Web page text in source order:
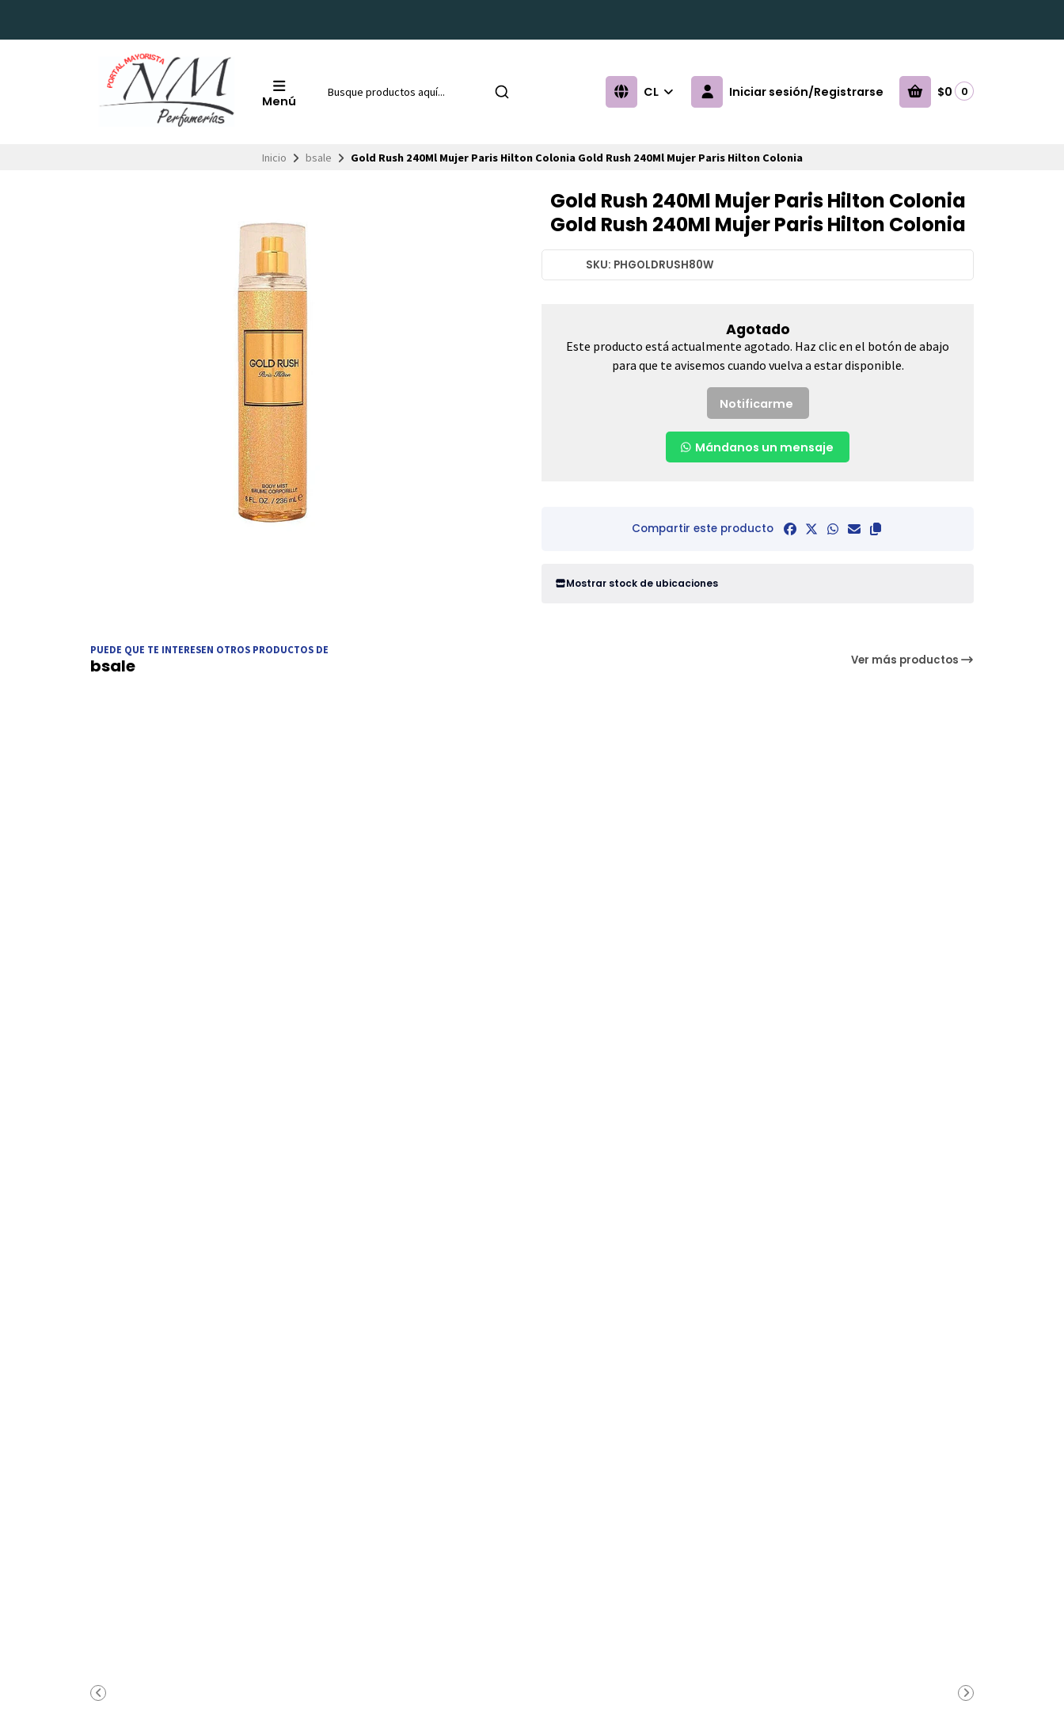
Menú
CL Iniciar sesión/Registrarse $0 0
Inicio bsale Gold Rush 240Ml Mujer Paris Hilton Colonia Gold Rush 240Ml Mujer Paris Hilton Colonia
Gold Rush 240Ml Mujer Paris Hilton Colonia
Gold Rush 240Ml Mujer Paris Hilton Colonia
SKU: PHGOLDRUSH80W
Agotado
Este producto está actualmente agotado. Haz clic en el botón de abajo
para que te avisemos cuando vuelva a estar disponible.
Notificarme
Mándanos un mensaje
Compartir este producto
Mostrar stock de ubicaciones
PUEDE QUE TE INTERESEN OTROS PRODUCTOS DE
bsale Ver más productos